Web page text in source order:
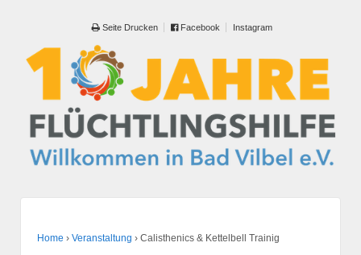
Seite Drucken Facebook Instagram
Home › Veranstaltung › Calisthenics & Kettelbell Trainig